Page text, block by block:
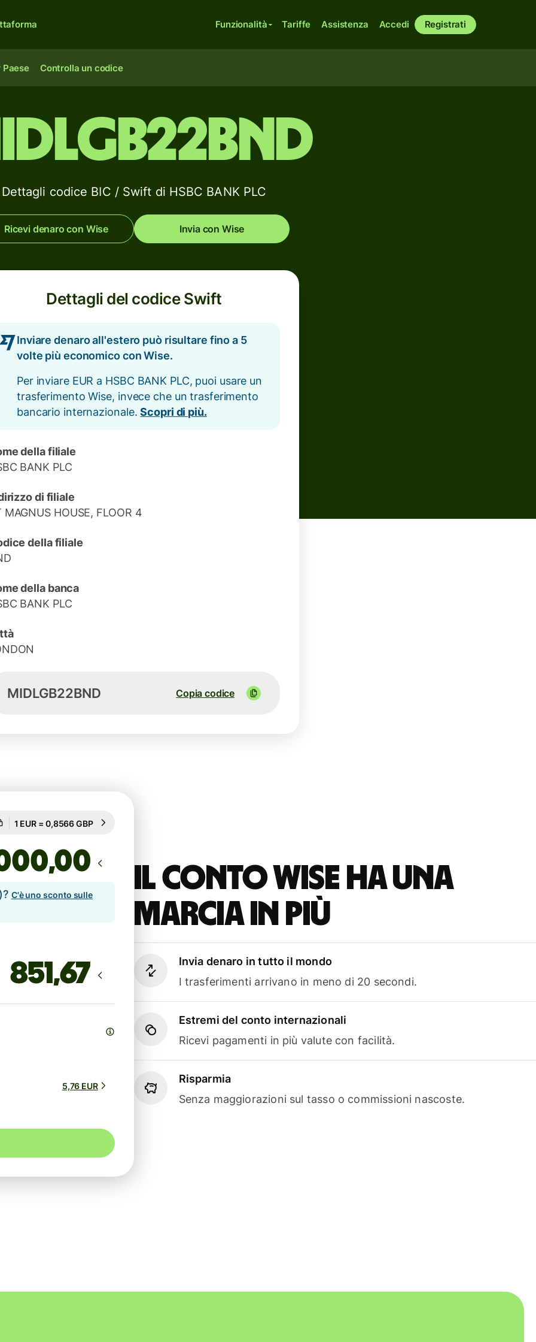
Funzionalità Tariffe Assistenza Accedi Registrati
Paese Controlla un codice
Dettagli codice BIC / Swift di HSBC BANK PLC
Ricevi denaro con Wise Invia con Wise
Dettagli del codice Swift
Inviare denaro all'estero può risultare fino a 5
volte più economico con Wise.
Per inviare EUR a HSBC BANK PLC, puoi usare un
trasferimento Wise, invece che un trasferimento
bancario internazionale.Scopri di più.
della filiale
BANK PLC
di filiale
MAGNUS HOUSE, FLOOR 4
della filiale
della banca
BANK PLC
MIDLGB22BND Copia codice
Il conto Wise ha una
marcia in più
Invia denaro in tutto il mondo
I trasferimenti arrivano in meno di 20 secondi.
Estremi del conto internazionali
Ricevi pagamenti in più valute con facilità.
Risparmia
Senza maggiorazioni sul tasso o commissioni nascoste.
Garantito per 79h
,00
C'è uno sconto sulle
5,76 EUR